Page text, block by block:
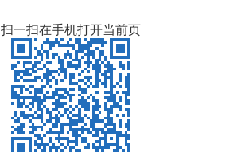
扫一扫在手机打开当前页